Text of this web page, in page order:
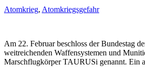
Atomkrieg, Atomkriegsgefahr
Am 22. Februar beschloss der Bundestag
weitreichenden Waffensystemen und
Marschflugkörper TAURUSi genannt. Ein